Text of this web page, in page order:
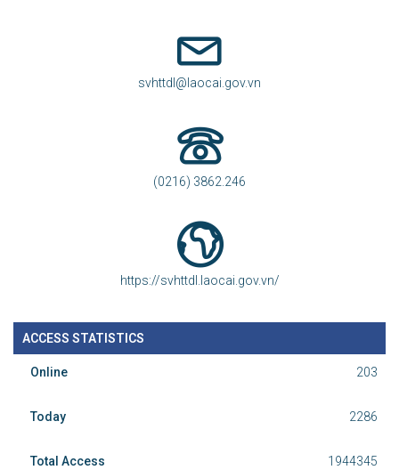
svhttdl@laocai.gov.vn
(0216) 3862.246
https://svhttdl.laocai.gov.vn/
ACCESS STATISTICS
Online 203
Today 2286
Total Access 1944345